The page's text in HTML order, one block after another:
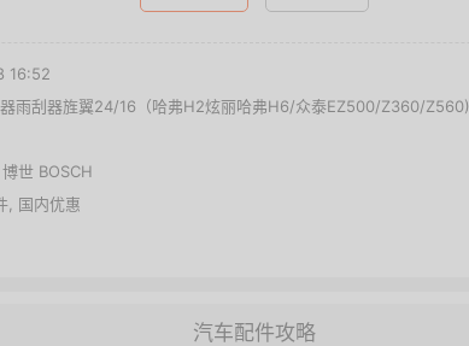
16:52
雨刮器旌翼24/16（哈弗H2炫丽哈弗H6/众泰EZ500/Z360/Z560)
博世 BOSCH
国内优惠
汽车配件攻略